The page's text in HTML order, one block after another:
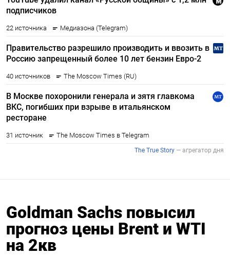
Goldman Sachs повысил
прогноз цены Brent и WTI
на 2кв